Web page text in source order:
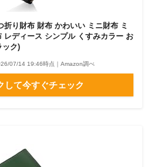
り財布 財布 かわいい ミニ財布 ミ
レディース シンプル くすみカラー お
ック)
07/14 19:46時点｜Amazon調べ
して今すぐチェック